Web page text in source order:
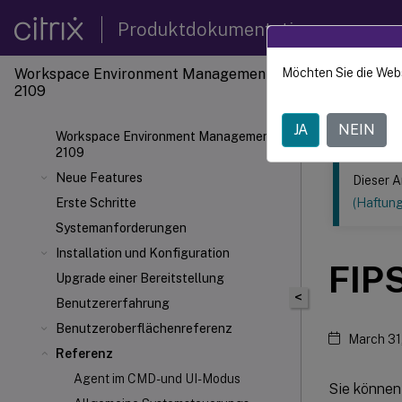
Produktdokumentation
Workspace Environment Management
2109
Workspace Environment Management
2109
Neue Features
Erste Schritte
Systemanforderungen
Installation und Konfiguration
Upgrade einer Bereitstellung
Benutzererfahrung
Benutzeroberflächenreferenz
Referenz
Agent im CMD- und UI-Modus
Dieser Inhalt
<
Dieser
March
Sie
Möchten Sie die
JA NEIN